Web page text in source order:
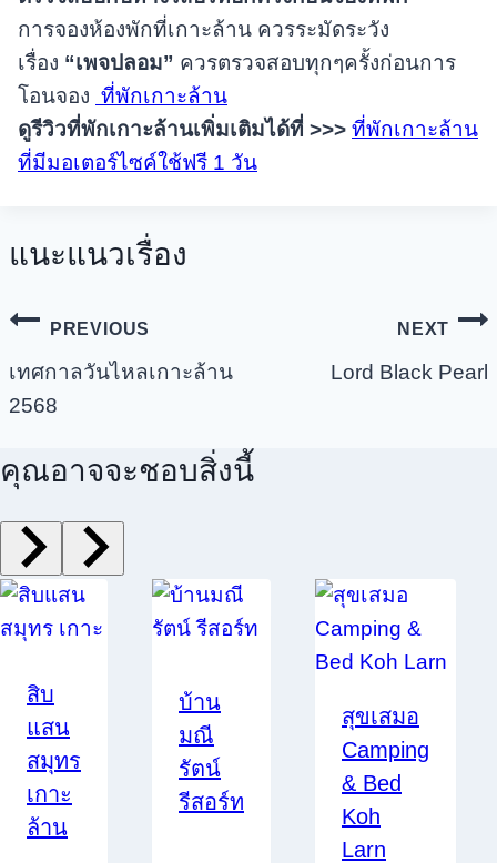
การจองห้องพักที่เกาะล้าน ควรระมัดระวัง
เรื่อง “เพจปลอม” ควรตรวจสอบทุกๆครั้งก่อนการ
โอนจอง ที่พักเกาะล้าน
ดูรีวิวที่พักเกาะล้านเพิ่มเติมได้ที่ >>> ที่พักเกาะล้าน
ที่มีมอเตอร์ไซค์ใช้ฟรี 1 วัน
แนะแนวเรื่อง
PREVIOUS
เทศกาลวันไหลเกาะล้าน
2568
NEXT
Lord Black Pearl
คุณอาจจะชอบสิ่งนี้
สิบ
แสน
สมุทร
เกาะ
ล้าน
บ้าน
มณี
รัตน์
รีสอร์ท
สุขเสมอ
Camping
& Bed
Koh
Larn